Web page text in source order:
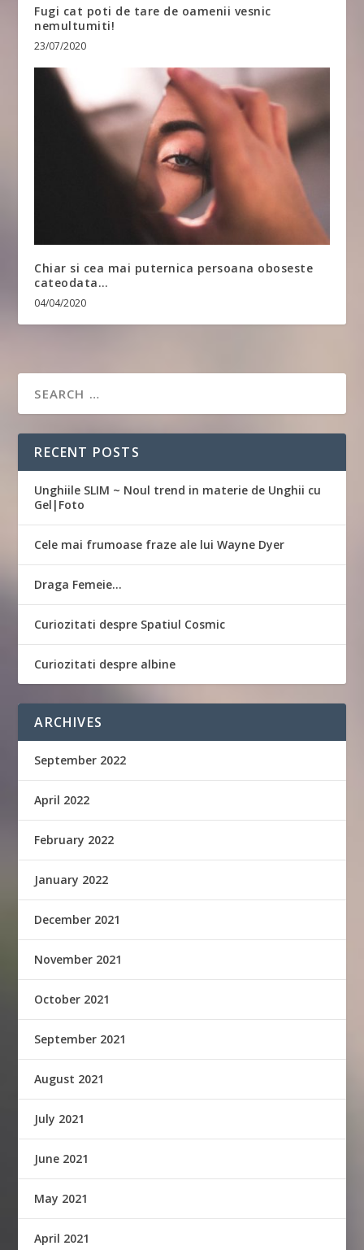
Fugi cat poti de tare de oamenii vesnic
nemultumiti!
23/07/2020
Chiar si cea mai puternica persoana oboseste
cateodata…
04/04/2020
RECENT POSTS
Unghiile SLIM ~ Noul trend in materie de Unghii cu
Gel|Foto
Cele mai frumoase fraze ale lui Wayne Dyer
Draga Femeie…
Curiozitati despre Spatiul Cosmic
Curiozitati despre albine
ARCHIVES
September 2022
April 2022
February 2022
January 2022
December 2021
November 2021
October 2021
September 2021
August 2021
July 2021
June 2021
May 2021
April 2021